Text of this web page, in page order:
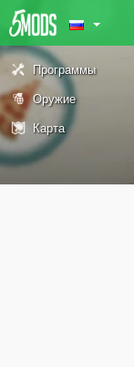
Программы
Оружие
Карта